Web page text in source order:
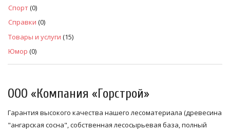
Спорт(0)
Справки (0)
Товары и услуги (15)
Юмор (0)
ООО «Компания «Горстрой»
Гарантия высокого качества нашего лесоматериала (древесина
"ангарская сосна", собственная лесосырьевая база, полный